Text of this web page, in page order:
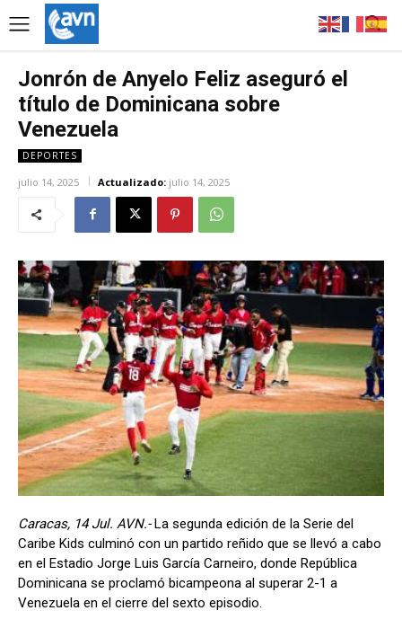
Jonrón de Anyelo Feliz aseguró el
título de Dominicana sobre
Venezuela
DEPORTES
julio 14, 2025 Actualizado: julio 14, 2025
Caracas, 14 Jul. AVN.-La segunda edición de la Serie del
Caribe Kids culminó con un partido reñido que se llevó a cabo
en el Estadio Jorge Luis García Carneiro, donde República
Dominicana se proclamó bicampeona al superar 2-1 a
Venezuela en el cierre del sexto episodio.